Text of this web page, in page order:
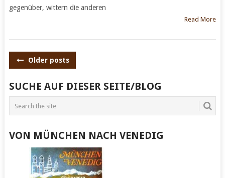
gegenüber, wittern die anderen
Read More
POSTS
Older posts
SUCHE AUF DIESER SEITE/BLOG
VON MÜNCHEN NACH VENEDIG